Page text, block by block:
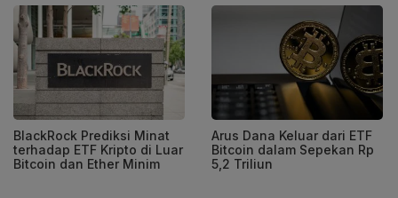
BlackRock Prediksi Minat
terhadap ETF Kripto di Luar
Bitcoin dan Ether Minim
Arus Dana Keluar dari ETF
Bitcoin dalam Sepekan Rp
5,2 Triliun